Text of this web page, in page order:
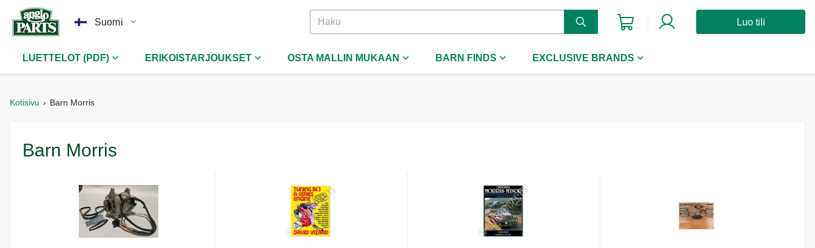
Suomi Luo tili
LUETTELOT (PDF) ERIKOISTARJOUKSET OSTA MALLIN MUKAAN BARN FINDS EXCLUSIVE BRANDS
Kotisivu Barn Morris
Barn Morris